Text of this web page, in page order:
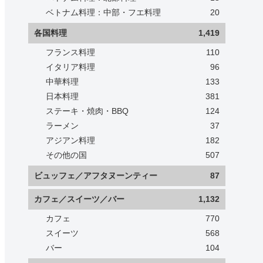
ベトナム料理：中部・フエ料理
20
各国料理 1,419
フランス料理
110
イタリア料理
96
中華料理
133
日本料理
381
ステーキ・焼肉・BBQ
124
ラーメン
37
アジアン料理
182
その他の国
507
ビュッフェ／アフタヌーンティー 87
カフェ／スイーツ／バー 1,132
カフェ
770
スイーツ
568
バー
104